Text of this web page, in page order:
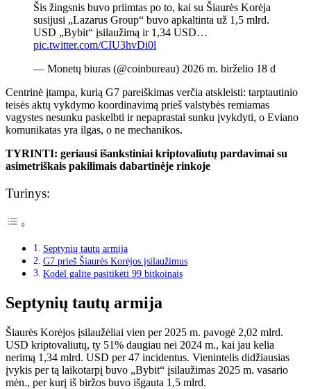
Šis žingsnis buvo priimtas po to, kai su Šiaurės Korėja
susijusi „Lazarus Group“ buvo apkaltinta už 1,5 mlrd.
USD „Bybit“ įsilaužimą ir 1,34 USD…
pic.twitter.com/CIU3hvDi0l
— Monetų biuras (@coinbureau) 2026 m. birželio 18 d
Centrinė įtampa, kurią G7 pareiškimas verčia atskleisti: tarptautinio
teisės aktų vykdymo koordinavimą prieš valstybės remiamas
vagystes nesunku paskelbti ir nepaprastai sunku įvykdyti, o Eviano
komunikatas yra ilgas, o ne mechanikos.
TYRINTI: geriausi išankstiniai kriptovaliutų pardavimai su
asimetriškais pakilimais dabartinėje rinkoje
Turinys:
Septynių tautų armija
G7 prieš Šiaurės Korėjos įsilaužimus
Kodėl galite pasitikėti 99 bitkoinais
Septynių tautų armija
Šiaurės Korėjos įsilaužėliai vien per 2025 m. pavogė 2,02 mlrd.
USD kriptovaliutų, ty 51% daugiau nei 2024 m., kai jau kelia
nerimą 1,34 mlrd. USD per 47 incidentus. Vienintelis didžiausias
įvykis per tą laikotarpį buvo „Bybit“ įsilaužimas 2025 m. vasario
mėn., per kurį iš biržos buvo išgauta 1,5 mlrd.